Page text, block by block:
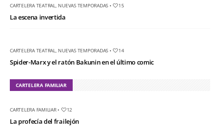
CARTELERA TEATRAL, NUEVAS TEMPORADAS • 15
La escena invertida
CARTELERA TEATRAL, NUEVAS TEMPORADAS • 14
Spider-Marx y el ratón Bakunin en el último comic
CARTELERA FAMILIAR
CARTELERA FAMILIAR• 12
La profecía del frailejón